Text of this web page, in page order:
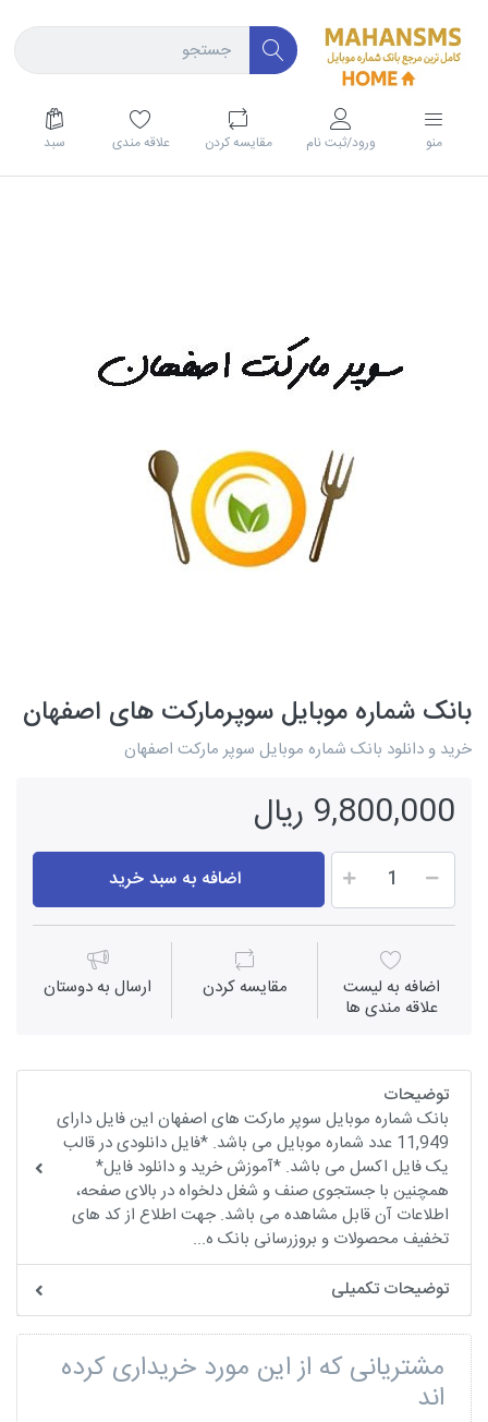
منو ورود/ثبت نام مقايسه كردن علاقه مندی سبد
بانک شماره موبایل سوپرمارکت های اصفهان
خرید و دانلود بانک شماره موبایل سوپر مارکت اصفهان
9,800,000 ریال
اضافه به سبد خرید
اضافه به لیست
علاقه مندی ها
مقايسه كردن ارسال به دوستان
توضیحات
بانک شماره موبایل سوپر مارکت های اصفهان این فایل دارای
11,949 عدد شماره موبایل می باشد. *فایل دانلودی در قالب
یک فایل اکسل می باشد. *آموزش خرید و دانلود فایل*
همچنین با جستجوی صنف و شغل دلخواه در بالای صفحه،
اطلاعات آن قابل مشاهده می باشد. جهت اطلاع از کد های
تخفیف محصولات و بروزرسانی بانک ه...
توضیحات تکمیلی
مشتریانی که از این مورد خریداری کرده
اند